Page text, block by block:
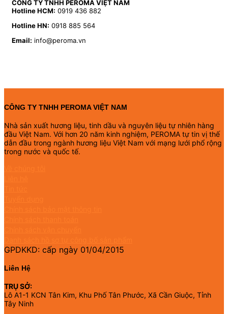
CÔNG TY TNHH PEROMA VIỆT NAM
Hotline HCM: 0919 436 882
Hotline HN: 0918 885 564
Email: info@peroma.vn
CÔNG TY TNHH PEROMA VIỆT NAM
Nhà sản xuất hương liệu, tinh dầu và nguyên liệu tự nhiên hàng
đầu Việt Nam. Với hơn 20 năm kinh nghiệm, PEROMA tự tin vị thế
dẫn đầu trong ngành hương liệu Việt Nam với mạng lưới phổ rộng
trong nước và quốc tế.
GPDKKD: cấp ngày 01/04/2015
Liên Hệ
TRỤ SỞ:
Lô A1-1 KCN Tân Kim, Khu Phố Tân Phước, Xã Cần Giuộc, Tỉnh
Tây Ninh